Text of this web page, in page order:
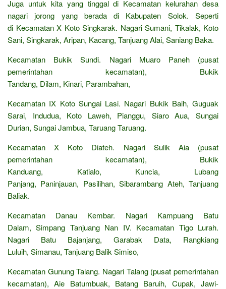
Juga untuk kita yang tinggal di Kecamatan kelurahan desa
nagari jorong yang berada di Kabupaten Solok. Seperti
di Kecamatan X Koto Singkarak. Nagari Sumani, Tikalak, Koto
Sani, Singkarak, Aripan, Kacang, Tanjuang Alai, Saniang Baka.
Kecamatan Bukik Sundi. Nagari Muaro Paneh (pusat
pemerintahan kecamatan), Bukik
Tandang, Dilam, Kinari, Parambahan,
Kecamatan IX Koto Sungai Lasi. Nagari Bukik Baih, Guguak
Sarai, Indudua, Koto Laweh, Pianggu, Siaro Aua, Sungai
Durian, Sungai Jambua, Taruang Taruang.
Kecamatan X Koto Diateh. Nagari Sulik Aia (pusat
pemerintahan kecamatan), Bukik
Kanduang, Katialo, Kuncia, Lubang
Panjang, Paninjauan, Pasilihan, Sibarambang Ateh, Tanjuang
Baliak.
Kecamatan Danau Kembar. Nagari Kampuang Batu
Dalam, Simpang Tanjuang Nan IV. Kecamatan Tigo Lurah.
Nagari Batu Bajanjang, Garabak Data, Rangkiang
Luluih, Simanau, Tanjuang Balik Simiso,
Kecamatan Gunung Talang. Nagari Talang (pusat pemerintahan
kecamatan), Aie Batumbuak, Batang Baruih, Cupak, Jawi-